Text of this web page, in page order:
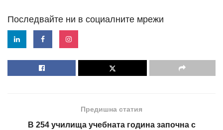
Последвайте ни в социалните мрежи
Предишна статия
В 254 училища учебната година започна с